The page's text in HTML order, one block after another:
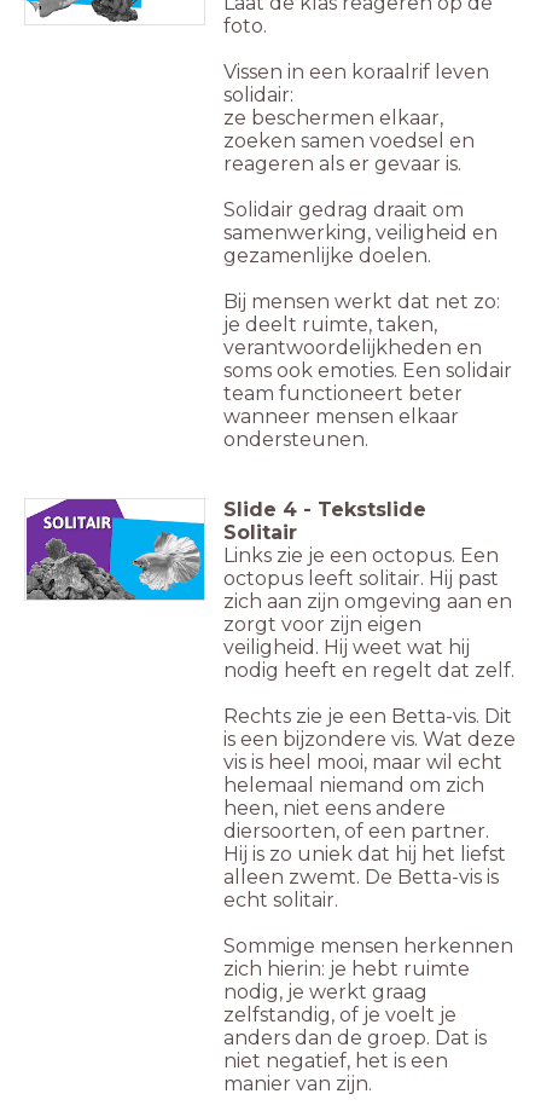
foto.
Vissen in een koraalrif leven
solidair:
ze beschermen elkaar,
zoeken samen voedsel en
reageren als er gevaar is.
Solidair gedrag draait om
samenwerking, veiligheid en
gezamenlijke doelen.
Bij mensen werkt dat net zo:
je deelt ruimte, taken,
verantwoordelijkheden en
soms ook emoties. Een solidair
team functioneert beter
wanneer mensen elkaar
ondersteunen.
Slide 4 - Tekstslide
Solitair
Links zie je een octopus. Een
octopus leeft solitair. Hij past
zich aan zijn omgeving aan en
zorgt voor zijn eigen
veiligheid. Hij weet wat hij
nodig heeft en regelt dat zelf.
Rechts zie je een Betta-vis. Dit
is een bijzondere vis. Wat deze
vis is heel mooi, maar wil echt
helemaal niemand om zich
heen, niet eens andere
diersoorten, of een partner.
Hij is zo uniek dat hij het liefst
alleen zwemt. De Betta-vis is
echt solitair.
Sommige mensen herkennen
zich hierin: je hebt ruimte
nodig, je werkt graag
zelfstandig, of je voelt je
anders dan de groep. Dat is
niet negatief, het is een
manier van zijn.